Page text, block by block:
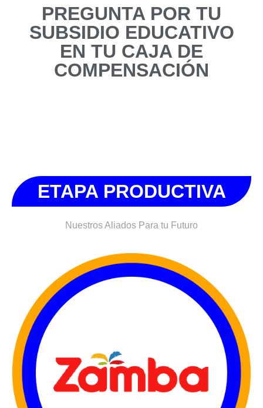
PREGUNTA POR TU
SUBSIDIO EDUCATIVO
EN TU CAJA DE
COMPENSACIÓN
ETAPA PRODUCTIVA
Nuestros Aliados Para tu Futuro